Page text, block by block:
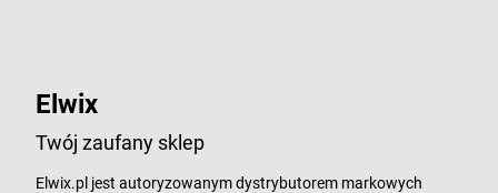
Elwix
Twój zaufany sklep
Elwix.pl jest autoryzowanym dystrybutorem markowych